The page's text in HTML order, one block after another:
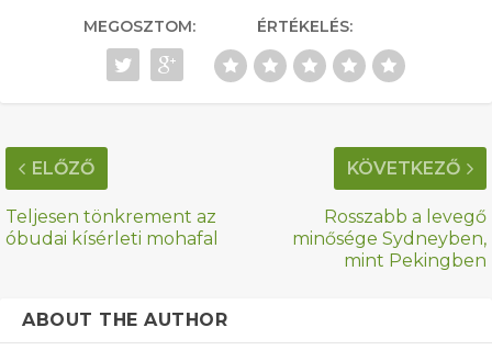
MEGOSZTOM: ÉRTÉKELÉS:
ELŐZŐ
Teljesen tönkrement az
óbudai kísérleti mohafal
KÖVETKEZŐ
Rosszabb a levegő
minősége Sydneyben,
mint Pekingben
ABOUT THE AUTHOR